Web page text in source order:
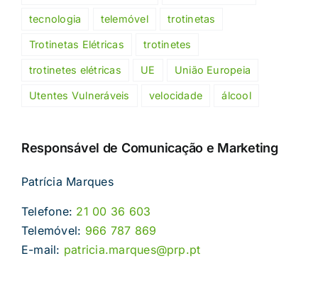
tecnologia telemóvel trotinetas
Trotinetas Elétricas trotinetes
trotinetes elétricas UE União Europeia
Utentes Vulneráveis velocidade álcool
Responsável de Comunicação e Marketing
Patrícia Marques
Telefone: 21 00 36 603
Telemóvel: 966 787 869
E-mail: patricia.marques@prp.pt